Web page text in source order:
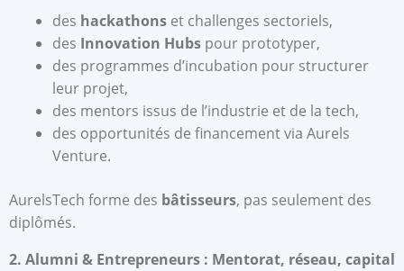
des hackathons et challenges sectoriels,
des Innovation Hubs pour prototyper,
des programmes d’incubation pour structurer
leur projet,
des mentors issus de l’industrie et de la tech,
des opportunités de financement via Aurels
Venture.
AurelsTech forme des bâtisseurs, pas seulement des
diplômés.
2. Alumni & Entrepreneurs : Mentorat, réseau, capital